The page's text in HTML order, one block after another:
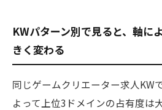
KWパターン別で見ると、軸に
きく変わる
同じゲームクリエーター求人KW
よって上位3ドメインの占有度は